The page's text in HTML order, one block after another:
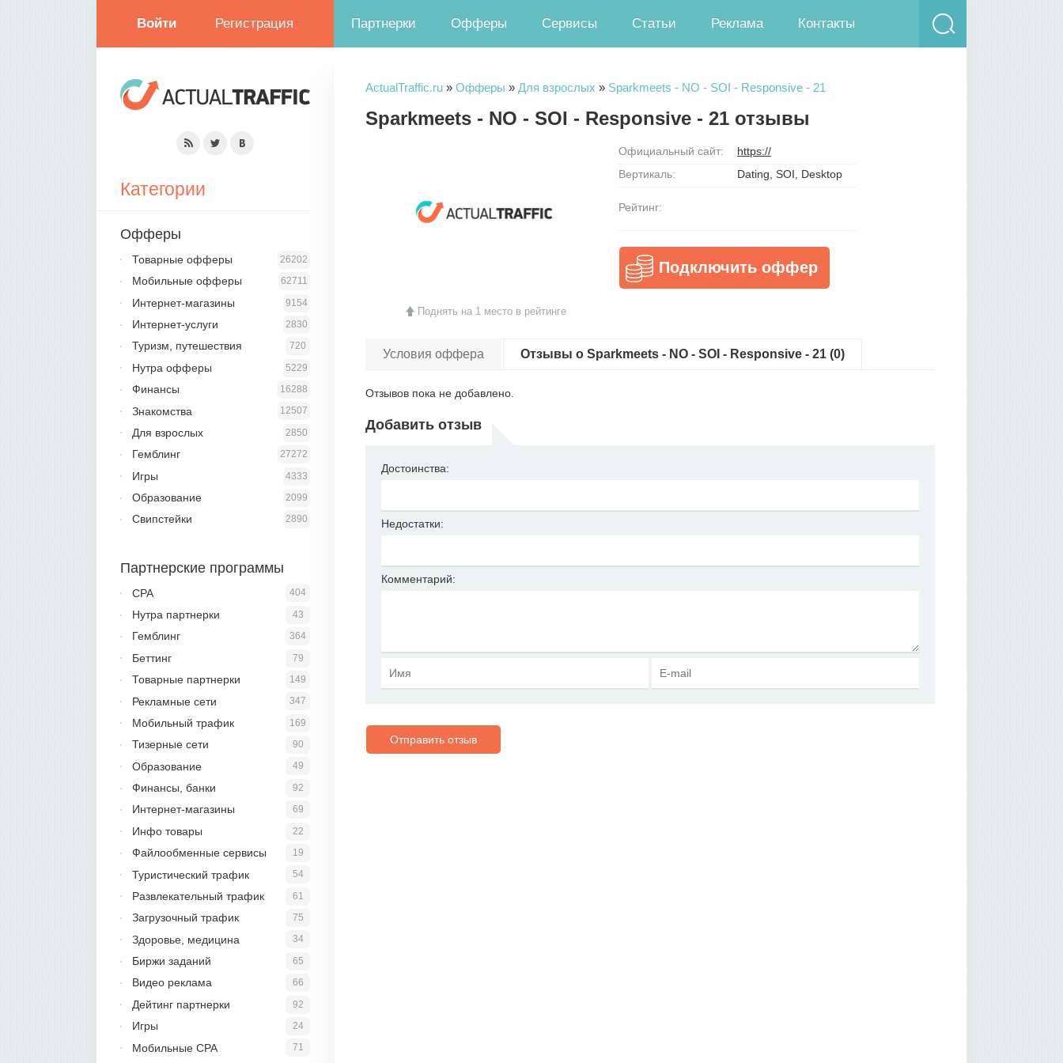
Войти Регистрация Партнерки Офферы Сервисы Статьи Реклама Контакты
ActualTraffic.ru » Офферы » Для взрослых » Sparkmeets - NO - SOI - Responsive - 21
Sparkmeets - NO - SOI - Responsive - 21 отзывы
Поднять на 1 место в рейтинге
Официальный сайт:
https://
Вертикаль:
Dating, SOI, Desktop
Рейтинг:
Подключить оффер
Условия оффера Отзывы о Sparkmeets - NO - SOI - Responsive - 21 (0)
Отзывов пока не добавлено.
Добавить отзыв
Достоинства:
Недостатки:
Комментарий:
Отправить отзыв
Категории
Офферы
26202
Товарные офферы
62711
Мобильные офферы
9154
Интернет-магазины
2830
Интернет-услуги
720
Туризм, путешествия
5229
Нутра офферы
16288
Финансы
12507
Знакомства
2850
Для взрослых
27272
Гемблинг
4333
Игры
2099
Образование
2890
Свипстейки
Партнерские программы
404
CPA
43
Нутра партнерки
364
Гемблинг
79
Беттинг
149
Товарные партнерки
347
Рекламные сети
169
Мобильный трафик
90
Тизерные сети
49
Образование
92
Финансы, банки
69
Интернет-магазины
22
Инфо товары
19
Файлообменные сервисы
54
Туристический трафик
61
Развлекательный трафик
75
Загрузочный трафик
34
Здоровье, медицина
65
Биржи заданий
66
Видео реклама
92
Дейтинг партнерки
24
Игры
71
Мобильные CPA